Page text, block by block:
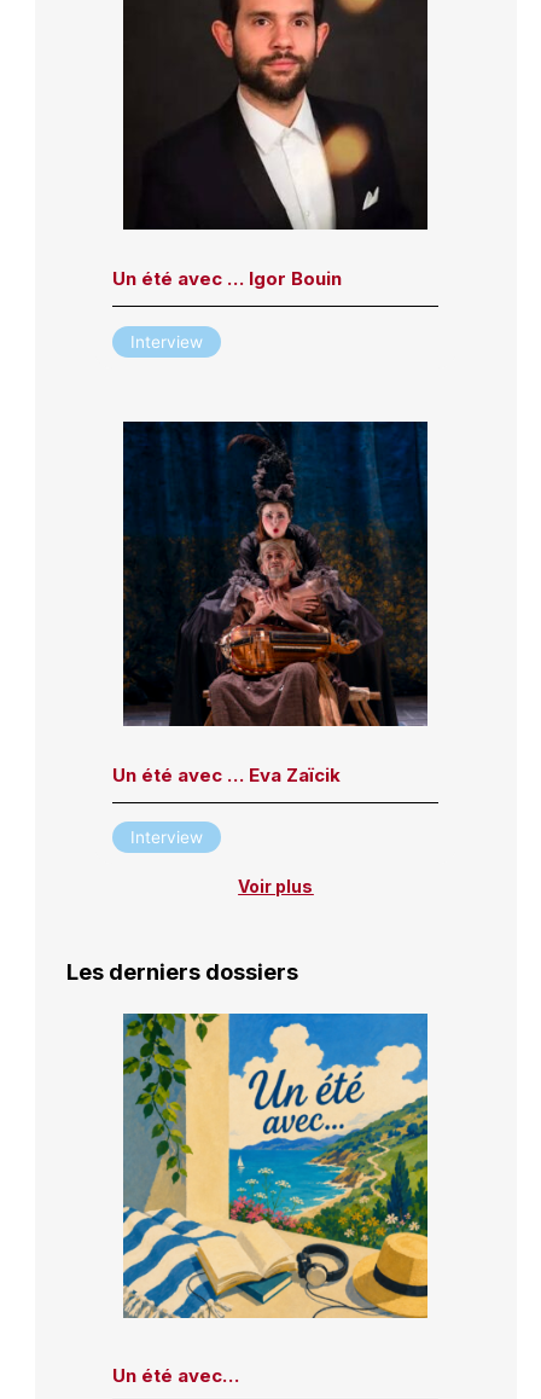
Un été avec … Igor Bouin
Interview
Un été avec … Eva Zaïcik
Interview
Voir plus
Les derniers dossiers
Un été avec…